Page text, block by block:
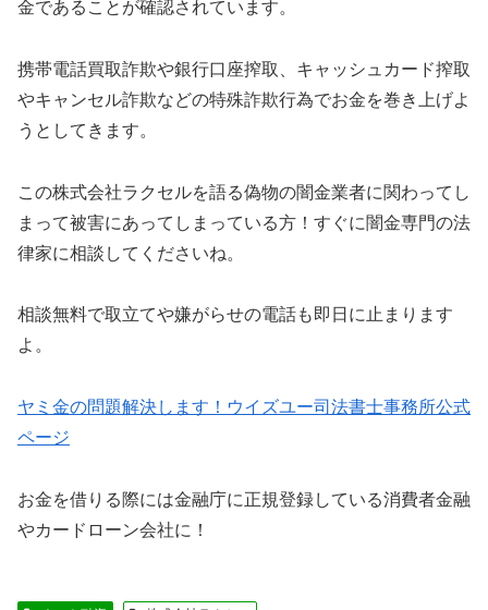
金であることが確認されています。
携帯電話買取詐欺や銀行口座搾取、キャッシュカード搾取
やキャンセル詐欺などの特殊詐欺行為でお金を巻き上げよ
うとしてきます。
この株式会社ラクセルを語る偽物の闇金業者に関わってし
まって被害にあってしまっている方！すぐに闇金専門の法
律家に相談してくださいね。
相談無料で取立てや嫌がらせの電話も即日に止まります
よ。
ヤミ金の問題解決します！ウイズユー司法書士事務所公式
ページ
お金を借りる際には金融庁に正規登録している消費者金融
やカードローン会社に！